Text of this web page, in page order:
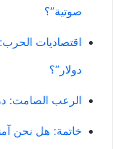
صوتية”؟
اقتصاديات
دولار”؟
الرعب الصامت:
خاتمة: هل نحن